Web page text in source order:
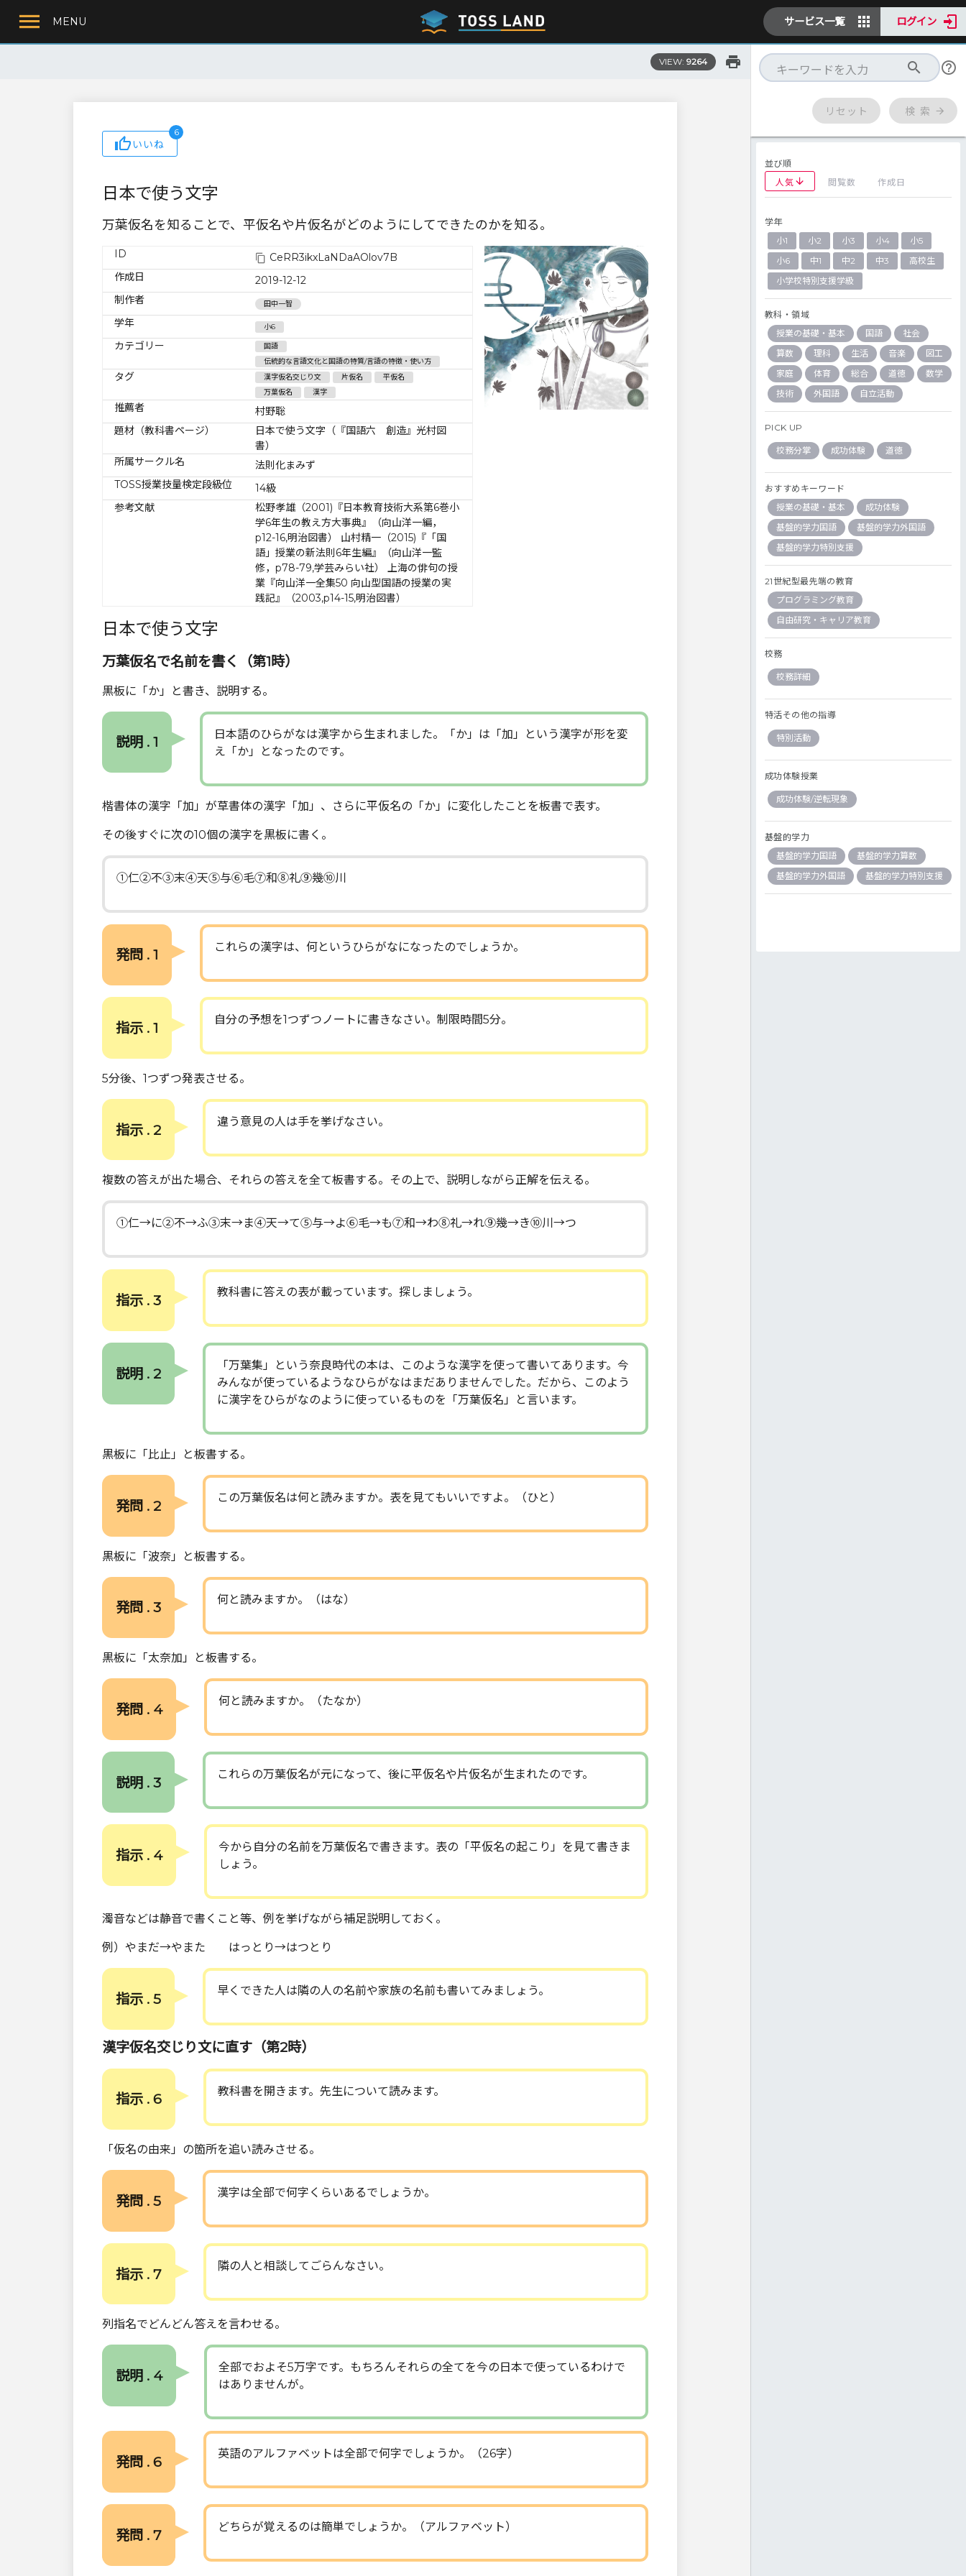
MENU サービス一覧 ログイン
VIEW: 9264
いいね
6
日本で使う文字
万葉仮名を知ることで、平仮名や片仮名がどのようにしてできたのかを知る。
ID
CeRR3ikxLaNDaAOlov7B
作成日
2019-12-12
制作者
田中一智
学年 小6
カテゴリー
国語
伝統的な言語文化と国語の特質/言語の特徴・使い方
タグ 漢字仮名交じり文 片仮名
平仮名
万葉仮名
漢字
推薦者
村野聡
題材（教科書ページ）
日本で使う文字（『国語六 創造』光村図
書）
所属サークル名
法則化まみず
TOSS授業技量検定段級位
14級
参考文献
松野孝雄（2001)『日本教育技術大系第6巻小
学6年生の教え方大事典』（向山洋一編，
p12-16,明治図書） 山村精一（2015)『「国
語」授業の新法則6年生編』（向山洋一監
修，p78-79,学芸みらい社） 上海の俳句の授
業『向山洋一全集50 向山型国語の授業の実
践記』（2003,p14-15,明治図書）
日本で使う文字
万葉仮名で名前を書く（第1時）
黒板に「か」と書き、説明する。
説明 . 1
日本語のひらがなは漢字から生まれました。「か」は「加」という漢字が形を変
え「か」となったのです。
楷書体の漢字「加」が草書体の漢字「加」、さらに平仮名の「か」に変化したことを板書で表す。
その後すぐに次の10個の漢字を黒板に書く。
①仁②不③末④天⑤与⑥毛⑦和⑧礼⑨幾⑩川
発問 . 1 これらの漢字は、何というひらがなになったのでしょうか。
指示 . 1 自分の予想を1つずつノートに書きなさい。制限時間5分。
5分後、1つずつ発表させる。
指示 . 2 違う意見の人は手を挙げなさい。
複数の答えが出た場合、それらの答えを全て板書する。その上で、説明しながら正解を伝える。
①仁→に②不→ふ③末→ま④天→て⑤与→よ⑥毛→も⑦和→わ⑧礼→れ⑨幾→き⑩川→つ
指示 . 3 教科書に答えの表が載っています。探しましょう。
説明 . 2
「万葉集」という奈良時代の本は、このような漢字を使って書いてあります。今
みんなが使っているようなひらがなはまだありませんでした。だから、このよう
に漢字をひらがなのように使っているものを「万葉仮名」と言います。
黒板に「比止」と板書する。
発問 . 2 この万葉仮名は何と読みますか。表を見てもいいですよ。（ひと）
黒板に「波奈」と板書する。
発問 . 3 何と読みますか。（はな）
黒板に「太奈加」と板書する。
発問 . 4 何と読みますか。（たなか）
説明 . 3 これらの万葉仮名が元になって、後に平仮名や片仮名が生まれたのです。
指示 . 4
今から自分の名前を万葉仮名で書きます。表の「平仮名の起こり」を見て書きま
しょう。
濁音などは静音で書くこと等、例を挙げながら補足説明しておく。
例）やまだ→やまた はっとり→はつとり
指示 . 5 早くできた人は隣の人の名前や家族の名前も書いてみましょう。
漢字仮名交じり文に直す（第2時）
指示 . 6 教科書を開きます。先生について読みます。
「仮名の由来」の箇所を追い読みさせる。
発問 . 5 漢字は全部で何字くらいあるでしょうか。
指示 . 7 隣の人と相談してごらんなさい。
列指名でどんどん答えを言わせる。
説明 . 4
全部でおよそ5万字です。もちろんそれらの全てを今の日本で使っているわけで
はありませんが。
発問 . 6 英語のアルファベットは全部で何字でしょうか。（26字）
発問 . 7 どちらが覚えるのは簡単でしょうか。（アルファベット）
リセット 検 索
並び順
人気
閲覧数 作成日
学年
小1
小2 小3 小4
小5
小6
中1 中2 中3
高校生
小学校特別支援学級
教科・領域
授業の基礎・基本
国語
社会
算数
理科 生活 音楽
図工
家庭
体育 総合 道徳
数学
技術
外国語 自立活動
PICK UP
校務分掌 成功体験 道徳
おすすめキーワード
授業の基礎・基本
成功体験
基盤的学力国語
基盤的学力外国語
基盤的学力特別支援
21世紀型最先端の教育
プログラミング教育
自由研究・キャリア教育
校務
校務詳細
特活その他の指導
特別活動
成功体験授業
成功体験/逆転現象
基盤的学力
基盤的学力国語
基盤的学力算数
基盤的学力外国語
基盤的学力特別支援